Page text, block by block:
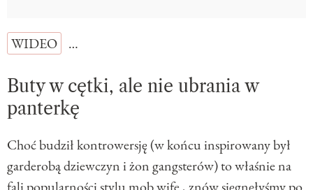
WIDEO …
Buty w cętki, ale nie ubrania w
panterkę
Choć budził kontrowersję (w końcu inspirowany był
garderobą dziewczyn i żon gangsterów) to właśnie na